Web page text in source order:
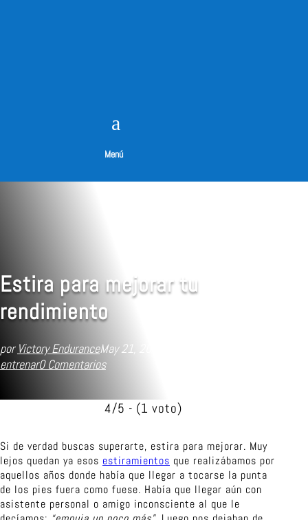
a
Menú
Estira para mejorar tu
rendimiento
por Victory EnduranceMay 21, 2019
entrenar0 Comentarios
4/5 - (1 voto)
Si de verdad buscas superarte, estira para mejorar. Muy
lejos quedan ya esos estiramientos que realizábamos por
aquellos años donde había que llegar a tocarse la punta
de los pies fuera como fuese. Había que llegar aún con
asistente personal o amigo inconsciente al que le